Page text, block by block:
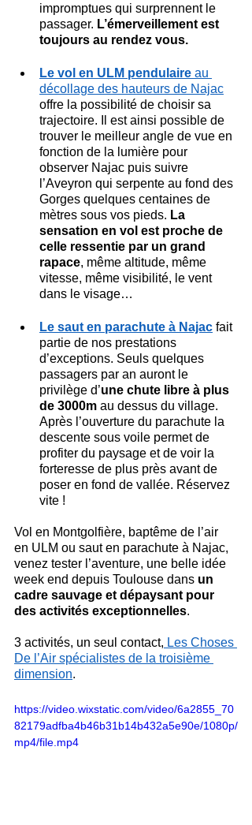
impromptues qui surprennent le
passager. L’émerveillement est
toujours au rendez vous.
Le vol en ULM pendulaire au
décollage des hauteurs de Najac
offre la possibilité de choisir sa
trajectoire. Il est ainsi possible de
trouver le meilleur angle de vue en
fonction de la lumière pour
observer Najac puis suivre
l’Aveyron qui serpente au fond des
Gorges quelques centaines de
mètres sous vos pieds. La
sensation en vol est proche de
celle ressentie par un grand
rapace, même altitude, même
vitesse, même visibilité, le vent
dans le visage…
Le saut en parachute à Najac fait
partie de nos prestations
d’exceptions. Seuls quelques
passagers par an auront le
privilège d’une chute libre à plus
de 3000m au dessus du village.
Après l’ouverture du parachute la
descente sous voile permet de
profiter du paysage et de voir la
forteresse de plus près avant de
poser en fond de vallée. Réservez
vite !
Vol en Montgolfière, baptême de l’air
en ULM ou saut en parachute à Najac,
venez tester l’aventure, une belle idée
week end depuis Toulouse dans un
cadre sauvage et dépaysant pour
des activités exceptionnelles.
3 activités, un seul contact, Les Choses
De l’Air spécialistes de la troisième
dimension.
https://video.wixstatic.com/video/6a2855_70
82179adfba4b46b31b14b432a5e90e/1080p/
mp4/file.mp4